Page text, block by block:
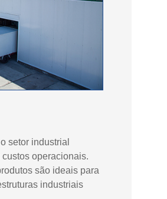
setor industrial
operacionais.
são ideais para
industriais